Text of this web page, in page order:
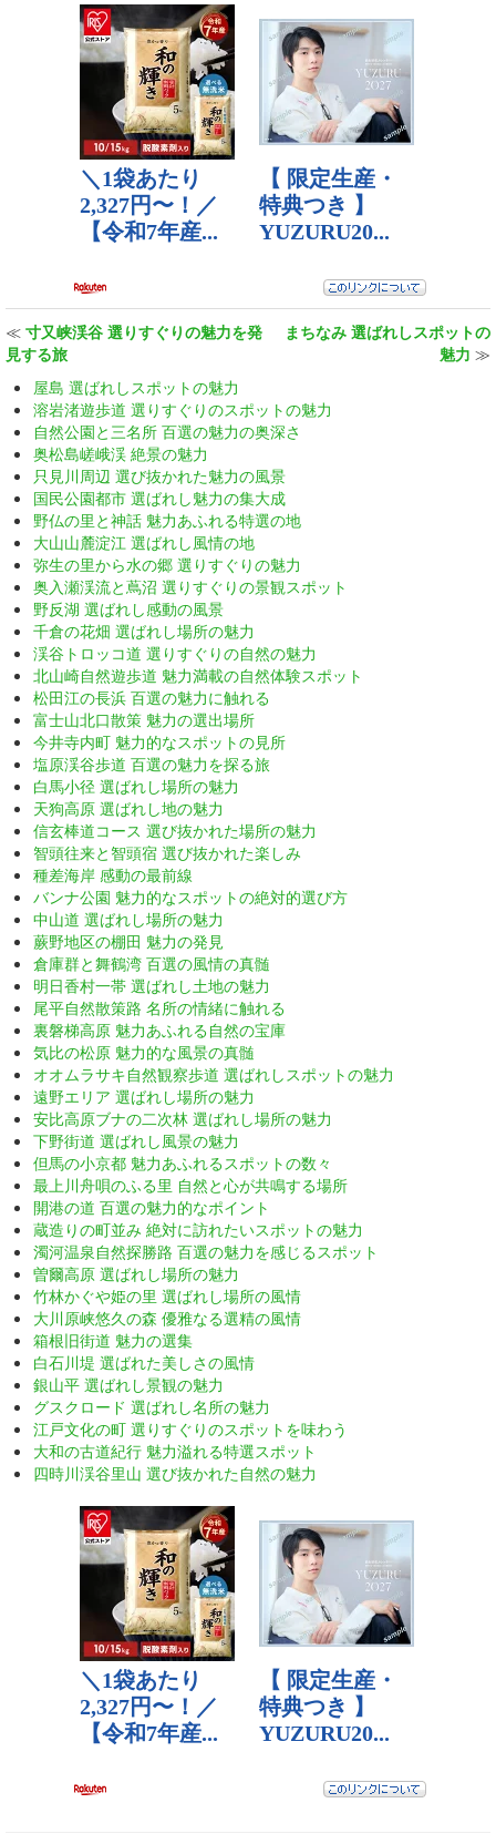
≪ 寸又峡渓谷 選りすぐりの魅力を発
見する旅
まちなみ 選ばれしスポットの
魅力 ≫
屋島 選ばれしスポットの魅力
溶岩渚遊歩道 選りすぐりのスポットの魅力
自然公園と三名所 百選の魅力の奥深さ
奥松島嵯峨渓 絶景の魅力
只見川周辺 選び抜かれた魅力の風景
国民公園都市 選ばれし魅力の集大成
野仏の里と神話 魅力あふれる特選の地
大山山麓淀江 選ばれし風情の地
弥生の里から水の郷 選りすぐりの魅力
奥入瀬渓流と蔦沼 選りすぐりの景観スポット
野反湖 選ばれし感動の風景
千倉の花畑 選ばれし場所の魅力
渓谷トロッコ道 選りすぐりの自然の魅力
北山崎自然遊歩道 魅力満載の自然体験スポット
松田江の長浜 百選の魅力に触れる
富士山北口散策 魅力の選出場所
今井寺内町 魅力的なスポットの見所
塩原渓谷歩道 百選の魅力を探る旅
白馬小径 選ばれし場所の魅力
天狗高原 選ばれし地の魅力
信玄棒道コース 選び抜かれた場所の魅力
智頭往来と智頭宿 選び抜かれた楽しみ
種差海岸 感動の最前線
バンナ公園 魅力的なスポットの絶対的選び方
中山道 選ばれし場所の魅力
蕨野地区の棚田 魅力の発見
倉庫群と舞鶴湾 百選の風情の真髄
明日香村一帯 選ばれし土地の魅力
尾平自然散策路 名所の情緒に触れる
裏磐梯高原 魅力あふれる自然の宝庫
気比の松原 魅力的な風景の真髄
オオムラサキ自然観察歩道 選ばれしスポットの魅力
遠野エリア 選ばれし場所の魅力
安比高原ブナの二次林 選ばれし場所の魅力
下野街道 選ばれし風景の魅力
但馬の小京都 魅力あふれるスポットの数々
最上川舟唄のふる里 自然と心が共鳴する場所
開港の道 百選の魅力的なポイント
蔵造りの町並み 絶対に訪れたいスポットの魅力
濁河温泉自然探勝路 百選の魅力を感じるスポット
曽爾高原 選ばれし場所の魅力
竹林かぐや姫の里 選ばれし場所の風情
大川原峡悠久の森 優雅なる選精の風情
箱根旧街道 魅力の選集
白石川堤 選ばれた美しさの風情
銀山平 選ばれし景観の魅力
グスクロード 選ばれし名所の魅力
江戸文化の町 選りすぐりのスポットを味わう
大和の古道紀行 魅力溢れる特選スポット
四時川渓谷里山 選び抜かれた自然の魅力